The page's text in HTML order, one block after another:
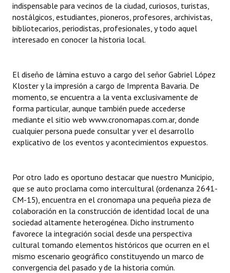
indispensable para vecinos de la ciudad, curiosos, turistas,
nostálgicos, estudiantes, pioneros, profesores, archivistas,
bibliotecarios, periodistas, profesionales, y todo aquel
interesado en conocer la historia local.
El diseño de lámina estuvo a cargo del señor Gabriel López
Kloster y la impresión a cargo de Imprenta Bavaria. De
momento, se encuentra a la venta exclusivamente de
forma particular, aunque también puede accederse
mediante el sitio web www.cronomapas.com.ar, donde
cualquier persona puede consultar y ver el desarrollo
explicativo de los eventos y acontecimientos expuestos.
Por otro lado es oportuno destacar que nuestro Municipio,
que se auto proclama como intercultural (ordenanza 2641-
CM-15), encuentra en el cronomapa una pequeña pieza de
colaboración en la construcción de identidad local de una
sociedad altamente heterogénea. Dicho instrumento
favorece la integración social desde una perspectiva
cultural tomando elementos históricos que ocurren en el
mismo escenario geográfico constituyendo un marco de
convergencia del pasado y de la historia común.